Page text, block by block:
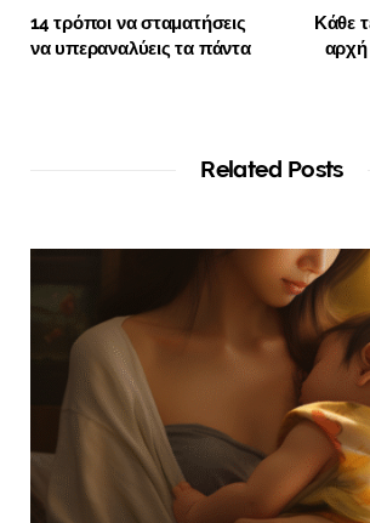
14 τρόποι να σταματήσεις
να υπεραναλύεις τα πάντα
Κάθε
αρχή
Related Posts